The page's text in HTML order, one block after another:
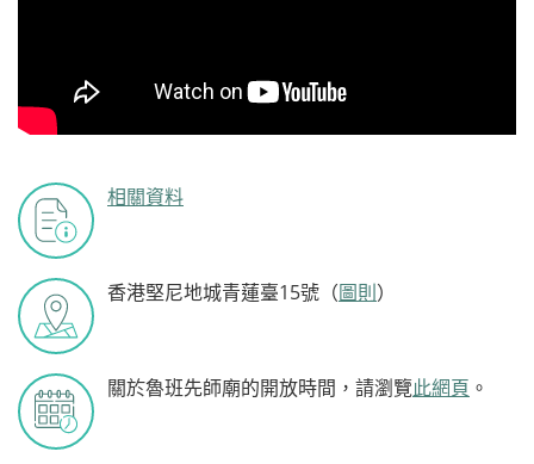
相關資料
香港堅尼地城青蓮臺15號（圖則）
關於魯班先師廟的開放時間，請瀏覽此網頁 。